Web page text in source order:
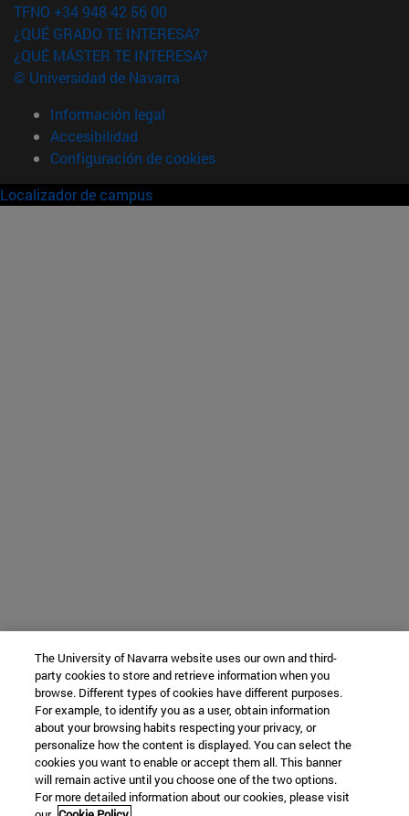
TFNO +34 948 42 56 00
¿QUÉ GRADO TE INTERESA?
¿QUÉ MÁSTER TE INTERESA?
© Universidad de Navarra
Información legal
Accesibilidad
Configuración de cookies
Localizador de campus
The University of Navarra website uses our own and third-
party cookies to store and retrieve information when you
browse. Different types of cookies have different purposes.
For example, to identify you as a user, obtain information
about your browsing habits respecting your privacy, or
personalize how the content is displayed. You can select the
cookies you want to enable or accept them all. This banner
will remain active until you choose one of the two options.
For more detailed information about our cookies, please visit